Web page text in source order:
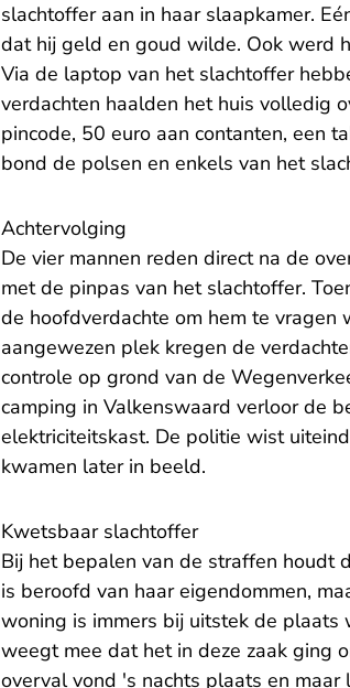
slachtoffer aan in haar slaapkamer.
dat hij geld en goud wilde. Ook werd
Via de laptop van het slachtoffer
verdachten haalden het huis volledig
pincode, 50 euro aan contanten, een
bond de polsen en enkels van het
Achtervolging
De vier mannen reden direct na de
met de pinpas van het slachtoffer.
de hoofdverdachte om hem te vragen
aangewezen plek kregen de
controle op grond van de
camping in Valkenswaard verloor de
elektriciteitskast. De politie wist
kwamen later in beeld.
Kwetsbaar slachtoffer
Bij het bepalen van de straffen houdt
is beroofd van haar eigendommen,
woning is immers bij uitstek de plaats
weegt mee dat het in deze zaak ging
overval vond 's nachts plaats en